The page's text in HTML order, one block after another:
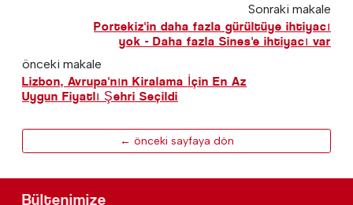
Sonraki makale
Portekiz'in daha fazla gürültüye ihtiyacı
yok - Daha fazla Sines'e ihtiyacı var
önceki makale
Lizbon, Avrupa'nın Kiralama İçin En Az
Uygun Fiyatlı Şehri Seçildi
← önceki sayfaya dön
Bültenimize